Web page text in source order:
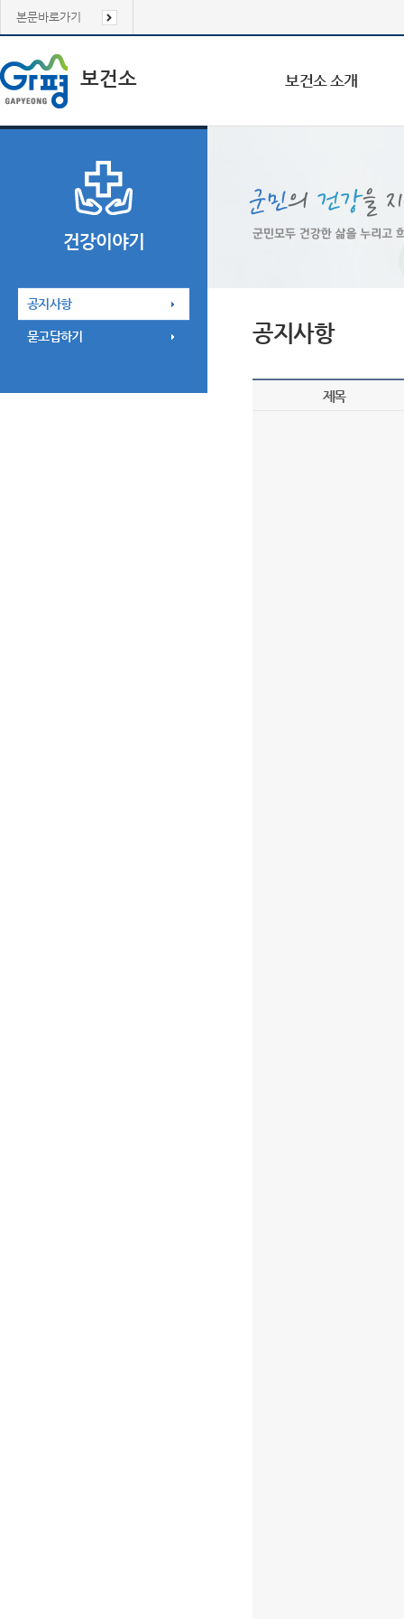
본문바로가기
보건소 보건소 소개
건강이야기
공지사항
묻고답하기 공지사항
제목